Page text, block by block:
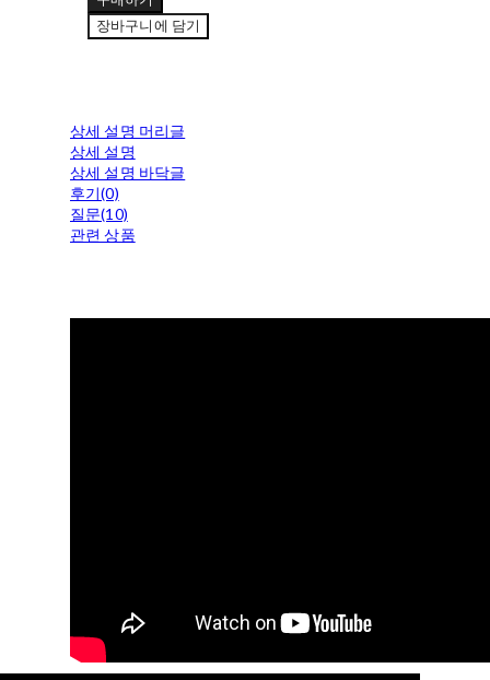
장바구니에 담기
상세 설명 머리글
상세 설명
상세 설명 바닥글
후기(0)
질문(10)
관련 상품